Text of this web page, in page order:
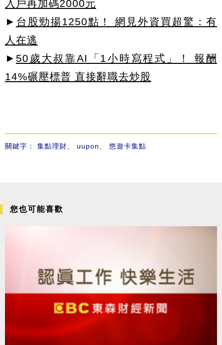
入戶再加碼2000元
► 台股勁揚1250點！ 網見外資買超驚：有
人在逃
► 50歲大叔靠AI「1小時寫程式」！ 報酬
14%碾壓標普 直接辭職去炒股
關鍵字： 集點理財 uupon 悠遊卡集點
您也可能喜歡